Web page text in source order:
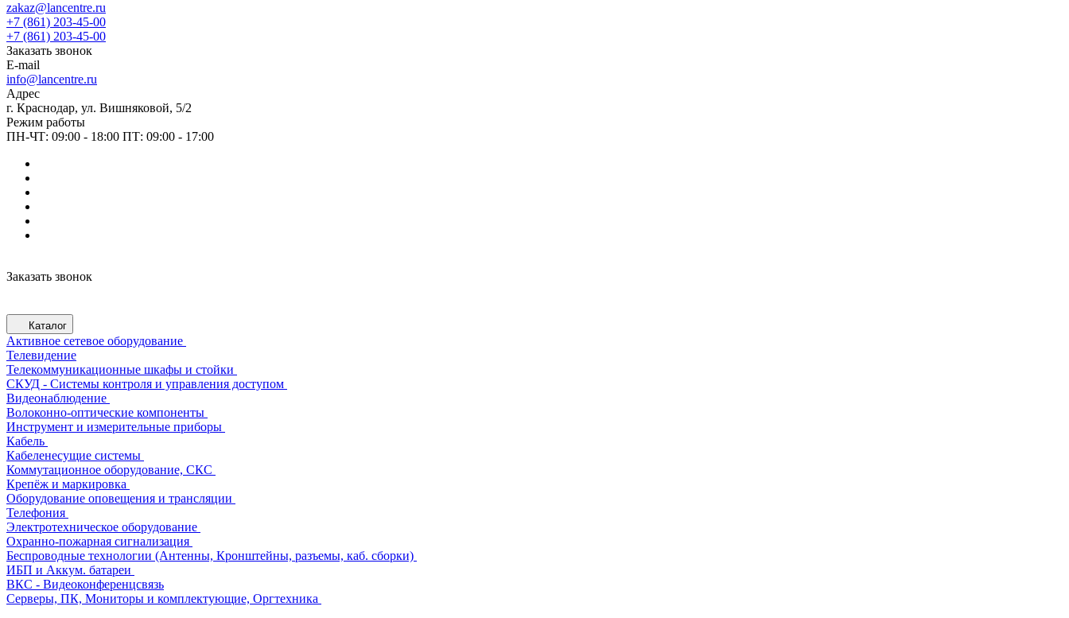
zakaz@lancentre.ru
+7 (861) 203-45-00
+7 (861) 203-45-00
Заказать звонок
E-mail
info@lancentre.ru
Адрес
г. Краснодар, ул. Вишняковой, 5/2
Режим работы
ПН-ЧТ: 09:00 - 18:00 ПТ: 09:00 - 17:00
Заказать звонок
Каталог
Активное сетевое оборудование
Телевидение
Телекоммуникационные шкафы и стойки
СКУД - Системы контроля и управления доступом
Видеонаблюдение
Волоконно-оптические компоненты
Инструмент и измерительные приборы
Кабель
Кабеленесущие системы
Коммутационное оборудование, СКС
Крепёж и маркировка
Оборудование оповещения и трансляции
Телефония
Электротехническое оборудование
Охранно-пожарная сигнализация
Беспроводные технологии (Антенны, Кронштейны, разъемы, каб. сборки)
ИБП и Аккум. батареи
ВКС - Видеоконференцсвязь
Серверы, ПК, Мониторы и комплектующие, Оргтехника